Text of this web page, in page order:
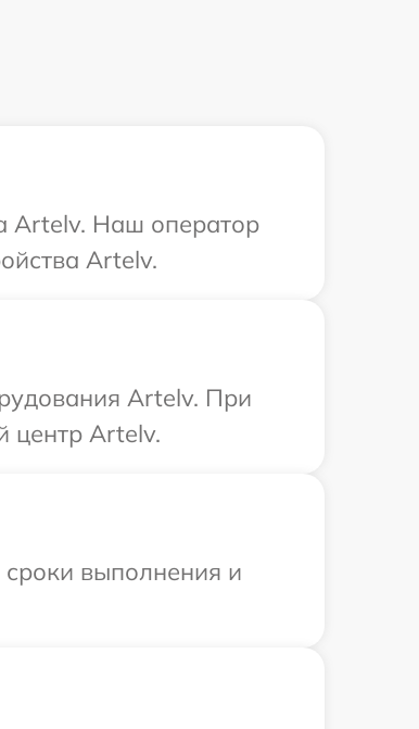
Artelv. Наш оператор
Artelv.
Artelv. При
центр Artelv.
выполнения и